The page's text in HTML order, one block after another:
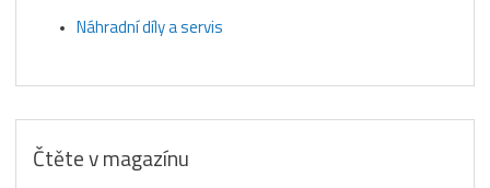
Náhradní díly a servis
Čtěte v magazínu